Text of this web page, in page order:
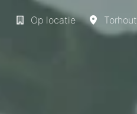
Op locatie Torhout